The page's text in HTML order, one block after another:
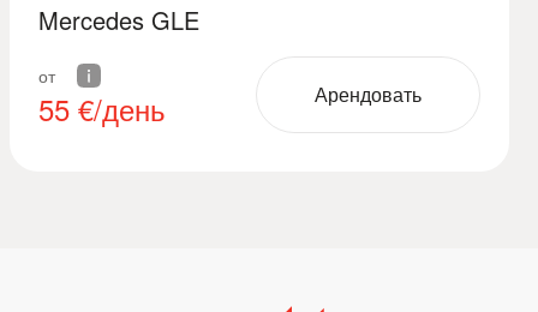
Mercedes GLE
от
55 €/день Арендовать